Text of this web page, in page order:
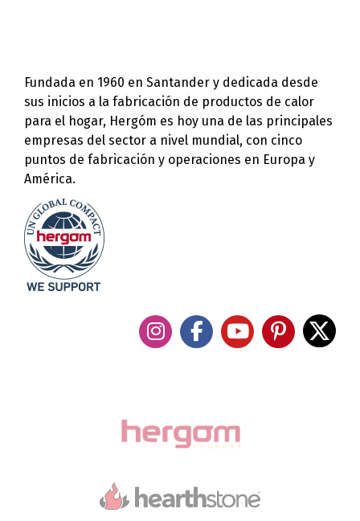
Fundada en 1960 en Santander y dedicada desde
sus inicios a la fabricación de productos de calor
para el hogar, Hergóm es hoy una de las principales
empresas del sector a nivel mundial, con cinco
puntos de fabricación y operaciones en Europa y
América.